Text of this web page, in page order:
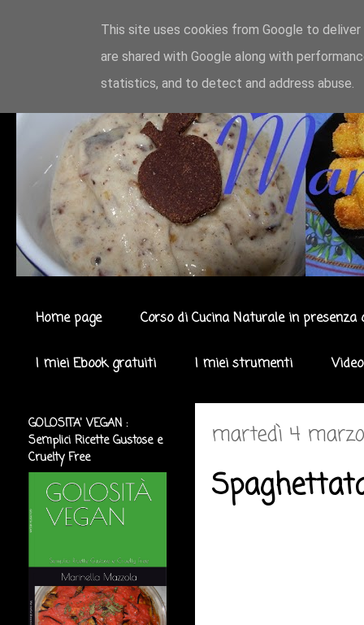
Home page Corso di Cucina Naturale in presenza
I miei Ebook gratuiti I miei strumenti
martedì 4
GOLOSITA' VEGAN :
Semplici Ricette Gustose e
Cruelty Free
This site uses cookies from Google to
are shared with Google along with
statistics, and to detect and address abuse.